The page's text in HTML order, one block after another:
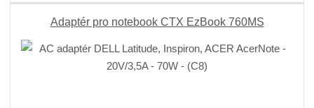
Adaptér pro notebook CTX EzBook 760MS